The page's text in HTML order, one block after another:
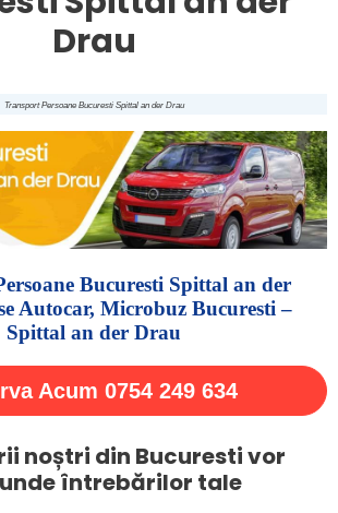
Drau
Transport Persoane Bucuresti Spittal an der Drau
Bucuresti Spittal an der
Autocar, Microbuz Bucuresti –
Spittal an der Drau
Acum 0754 249 634
noștri din Bucuresti vor
întrebărilor tale